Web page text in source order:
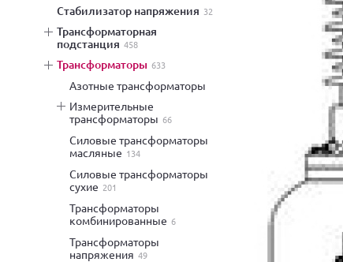
стабилизатор напряжения 32
трансформаторная
подстанция 458
трансформаторы 633
азотные трансформаторы
измерительные
трансформаторы 66
силовые трансформаторы
масляные 134
силовые трансформаторы
сухие 201
трансформаторы
комбинированные 6
трансформаторы
напряжения 49